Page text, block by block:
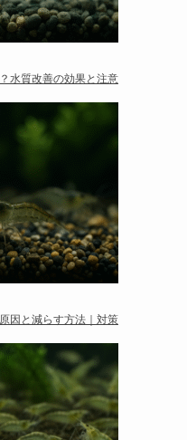
水質改善の効果と注意
因と減らす方法｜対策